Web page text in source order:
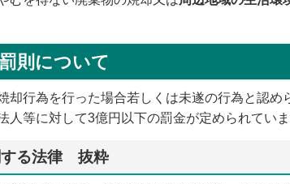
則について
却行為を行った場合若しくは未遂の行為と認
等に対して3億円以下の罰金が定められていま
する法律 抜粋